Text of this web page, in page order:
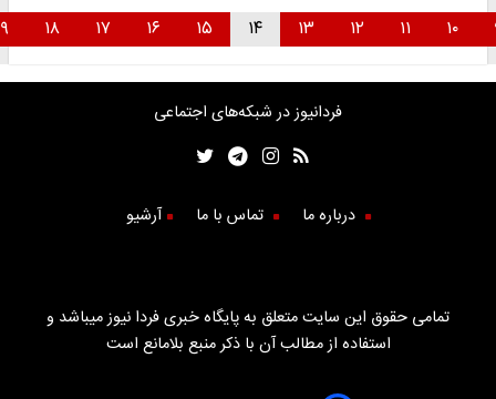
فردانیوز در شبکه‌های اجتماعی
درباره ما تماس با ما آرشیو
تمامی حقوق این سایت متعلق به پایگاه خبری فردا نیوز میباشد و
استفاده از مطالب آن با ذکر منبع بلامانع است